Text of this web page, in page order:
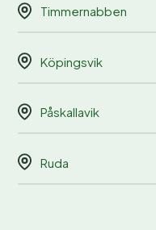
Timmernabben
Köpingsvik
Påskallavik
Ruda